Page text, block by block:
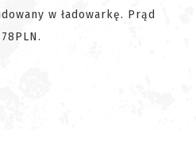
w ładowarkę. Prąd